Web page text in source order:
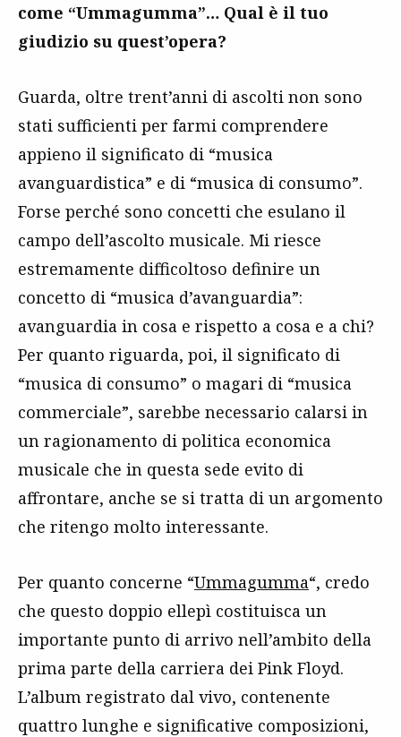
come “Ummagumma”… Qual è il tuo
giudizio su quest’opera?
Guarda, oltre trent’anni di ascolti non sono
stati sufficienti per farmi comprendere
appieno il significato di “musica
avanguardistica” e di “musica di consumo”.
Forse perché sono concetti che esulano il
campo dell’ascolto musicale. Mi riesce
estremamente difficoltoso definire un
concetto di “musica d’avanguardia”:
avanguardia in cosa e rispetto a cosa e a chi?
Per quanto riguarda, poi, il significato di
“musica di consumo” o magari di “musica
commerciale”, sarebbe necessario calarsi in
un ragionamento di politica economica
musicale che in questa sede evito di
affrontare, anche se si tratta di un argomento
che ritengo molto interessante.
Per quanto concerne “Ummagumma“, credo
che questo doppio ellepì costituisca un
importante punto di arrivo nell’ambito della
prima parte della carriera dei Pink Floyd.
L’album registrato dal vivo, contenente
quattro lunghe e significative composizioni,